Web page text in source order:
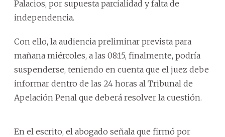
Palacios, por supuesta parcialidad y falta de
independencia.
Con ello, la audiencia preliminar prevista para
mañana miércoles, a las 08:15, finalmente, podría
suspenderse, teniendo en cuenta que el juez debe
informar dentro de las 24 horas al Tribunal de
Apelación Penal que deberá resolver la cuestión.
En el escrito, el abogado señala que firmó por